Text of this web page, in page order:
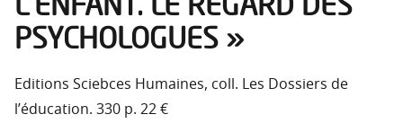
PSYCHOLOGUES »
Editions Sciebces Humaines, coll. Les Dossiers de
l’éducation. 330 p. 22 €